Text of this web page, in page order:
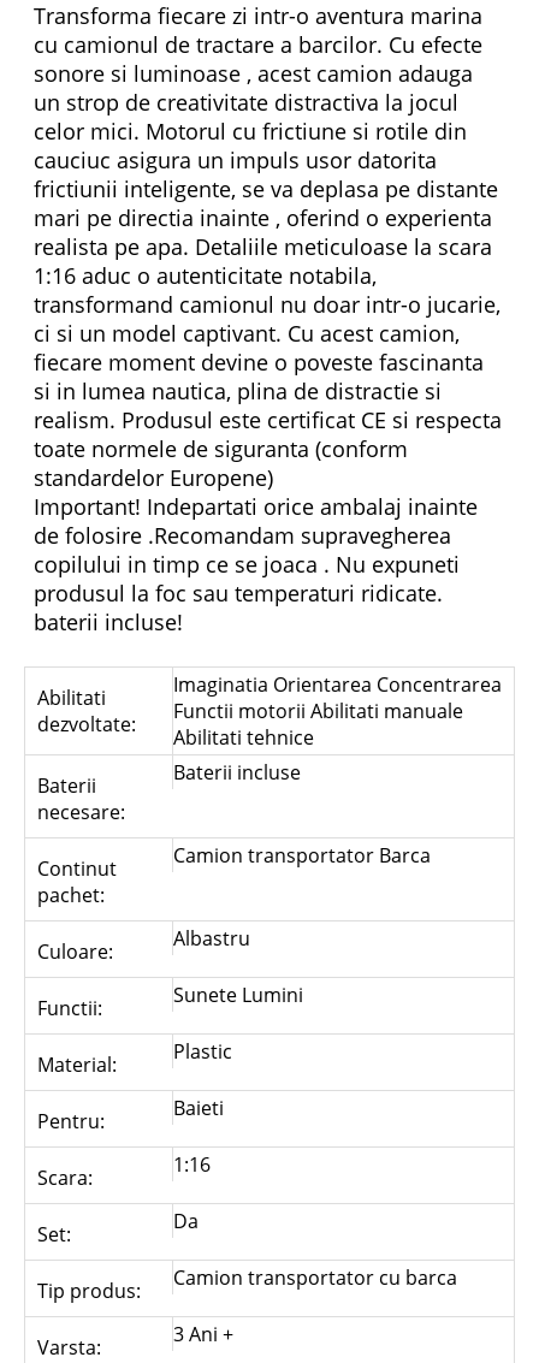
Transforma fiecare zi intr-o aventura marina
cu camionul de tractare a barcilor. Cu efecte
sonore si luminoase , acest camion adauga
un strop de creativitate distractiva la jocul
celor mici. Motorul cu frictiune si rotile din
cauciuc asigura un impuls usor datorita
frictiunii inteligente, se va deplasa pe distante
mari pe directia inainte , oferind o experienta
realista pe apa. Detaliile meticuloase la scara
1:16 aduc o autenticitate notabila,
transformand camionul nu doar intr-o jucarie,
ci si un model captivant. Cu acest camion,
fiecare moment devine o poveste fascinanta
si in lumea nautica, plina de distractie si
realism. Produsul este certificat CE si respecta
toate normele de siguranta (conform
standardelor Europene)
Important! Indepartati orice ambalaj inainte
de folosire .Recomandam supravegherea
copilului in timp ce se joaca . Nu expuneti
produsul la foc sau temperaturi ridicate.
baterii incluse!
Abilitati
dezvoltate:
Imaginatia Orientarea Concentrarea
Functii motorii Abilitati manuale
Abilitati tehnice
Baterii
necesare:
Baterii incluse
Continut
pachet:
Camion transportator Barca
Culoare: Albastru
Functii: Sunete Lumini
Material: Plastic
Pentru: Baieti
Scara: 1:16
Set: Da
Tip produs: Camion transportator cu barca
Varsta: 3 Ani +